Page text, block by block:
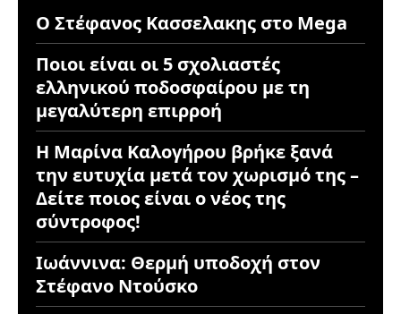
Ο Στέφανος Κασσελακης στο Mega
Ποιοι είναι οι 5 σχολιαστές
ελληνικού ποδοσφαίρου με τη
μεγαλύτερη επιρροή
Η Μαρίνα Καλογήρου βρήκε ξανά
την ευτυχία μετά τον χωρισμό της –
Δείτε ποιος είναι ο νέος της
σύντροφος!
Ιωάννινα: Θερμή υποδοχή στον
Στέφανο Ντούσκο